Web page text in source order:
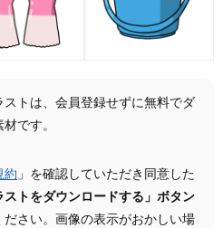
ストは、会員登録せずに無料でダ
です。
約 」を確認していただき同意した
トをダウンロードする」ボタン
ださい。画像の表示がおかしい場